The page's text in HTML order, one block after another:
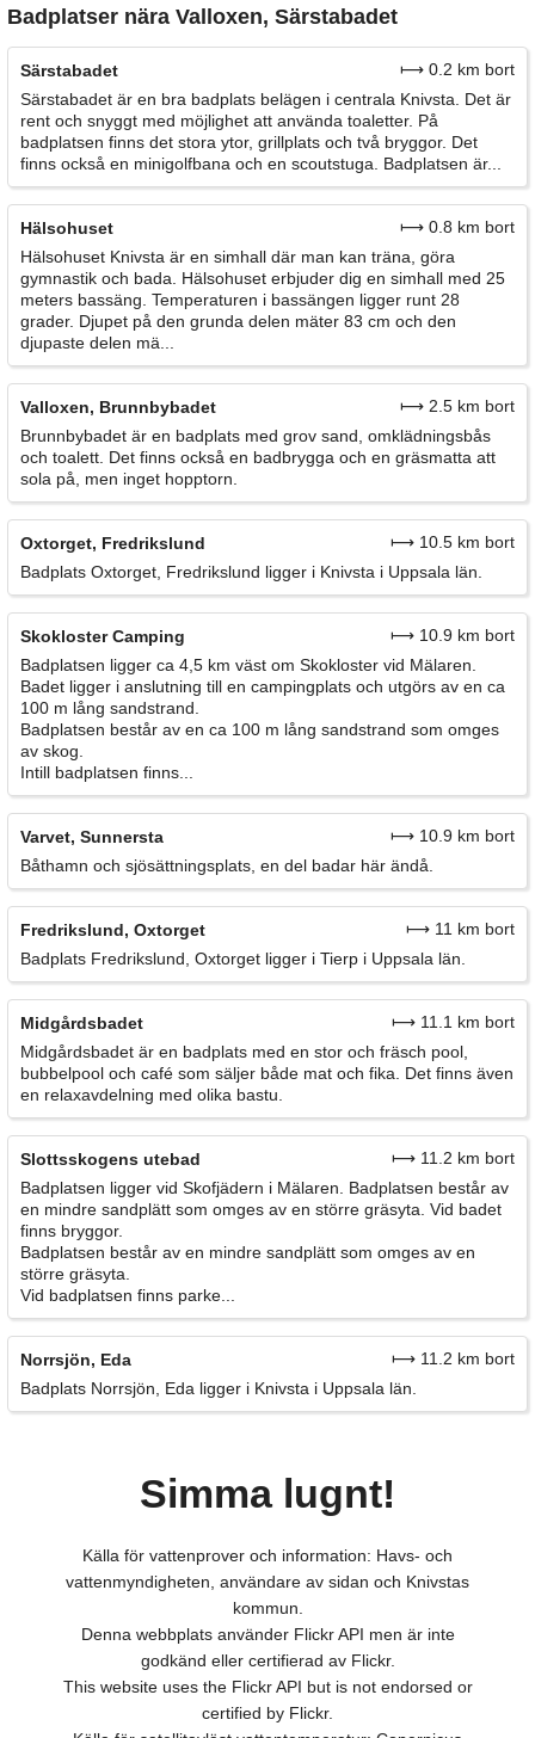
Badplatser nära Valloxen, Särstabadet
Särstabadet
⟼ 0.2 km bort
Särstabadet är en bra badplats belägen i centrala Knivsta. Det är
rent och snyggt med möjlighet att använda toaletter. På
badplatsen finns det stora ytor, grillplats och två bryggor. Det
finns också en minigolfbana och en scoutstuga. Badplatsen är...
Hälsohuset
⟼ 0.8 km bort
Hälsohuset Knivsta är en simhall där man kan träna, göra
gymnastik och bada. Hälsohuset erbjuder dig en simhall med 25
meters bassäng. Temperaturen i bassängen ligger runt 28
grader. Djupet på den grunda delen mäter 83 cm och den
djupaste delen mä...
Valloxen, Brunnbybadet
⟼ 2.5 km bort
Brunnbybadet är en badplats med grov sand, omklädningsbås
och toalett. Det finns också en badbrygga och en gräsmatta att
sola på, men inget hopptorn.
Oxtorget, Fredrikslund
⟼ 10.5 km bort
Badplats Oxtorget, Fredrikslund ligger i Knivsta i Uppsala län.
Skokloster Camping
⟼ 10.9 km bort
Badplatsen ligger ca 4,5 km väst om Skokloster vid Mälaren.
Badet ligger i anslutning till en campingplats och utgörs av en ca
100 m lång sandstrand.
Badplatsen består av en ca 100 m lång sandstrand som omges
av skog.
Intill badplatsen finns...
Varvet, Sunnersta
⟼ 10.9 km bort
Båthamn och sjösättningsplats, en del badar här ändå.
Fredrikslund, Oxtorget
⟼ 11 km bort
Badplats Fredrikslund, Oxtorget ligger i Tierp i Uppsala län.
Midgårdsbadet
⟼ 11.1 km bort
Midgårdsbadet är en badplats med en stor och fräsch pool,
bubbelpool och café som säljer både mat och fika. Det finns även
en relaxavdelning med olika bastu.
Slottsskogens utebad
⟼ 11.2 km bort
Badplatsen ligger vid Skofjädern i Mälaren. Badplatsen består av
en mindre sandplätt som omges av en större gräsyta. Vid badet
finns bryggor.
Badplatsen består av en mindre sandplätt som omges av en
större gräsyta.
Vid badplatsen finns parke...
Norrsjön, Eda
⟼ 11.2 km bort
Badplats Norrsjön, Eda ligger i Knivsta i Uppsala län.
Simma lugnt!
Källa för vattenprover och information: Havs- och
vattenmyndigheten, användare av sidan och Knivstas
kommun.
Denna webbplats använder Flickr API men är inte
godkänd eller certifierad av Flickr.
This website uses the Flickr API but is not endorsed or
certified by Flickr.